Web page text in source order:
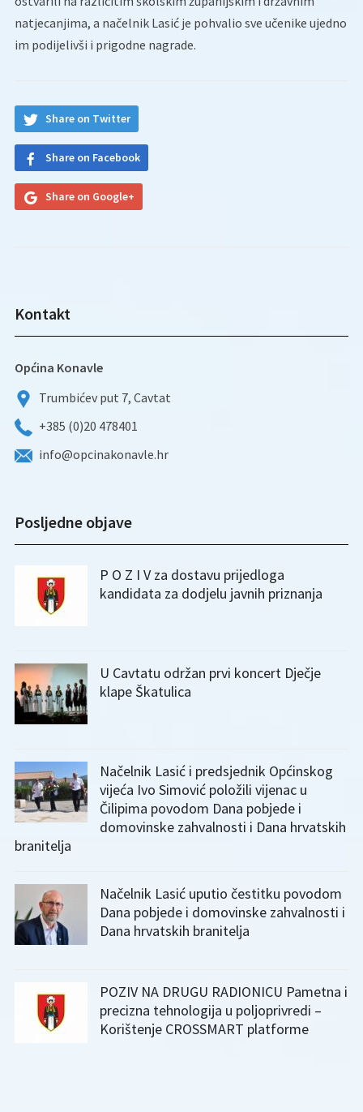
natjecanjima, a načelnik Lasić je pohvalio sve učenike ujedno
im podijelivši i prigodne nagrade.
Share on Twitter
Share on Facebook
Share on Google+
Kontakt
Općina Konavle
Trumbićev put 7, Cavtat
+385 (0)20 478401
info@opcinakonavle.hr
Posljedne objave
P O Z I V za dostavu prijedloga
kandidata za dodjelu javnih priznanja
U Cavtatu održan prvi koncert Dječje
klape Škatulica
Načelnik Lasić i predsjednik Općinskog
vijeća Ivo Simović položili vijenac u
Čilipima povodom Dana pobjede i
domovinske zahvalnosti i Dana hrvatskih
branitelja
Načelnik Lasić uputio čestitku povodom
Dana pobjede i domovinske zahvalnosti i
Dana hrvatskih branitelja
POZIV NA DRUGU RADIONICU Pametna i
precizna tehnologija u poljoprivredi –
Korištenje CROSSMART platforme